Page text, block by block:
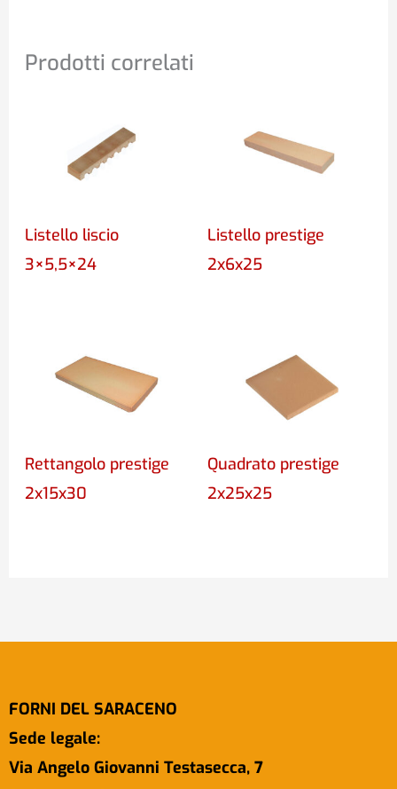
Prodotti correlati
Listello liscio
3×5,5×24
Listello prestige
2x6x25
Rettangolo prestige
2x15x30
Quadrato prestige
2x25x25
FORNI DEL SARACENO
Sede legale:
Via Angelo Giovanni Testasecca, 7